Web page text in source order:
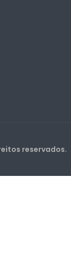
reservados.